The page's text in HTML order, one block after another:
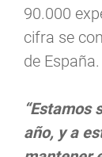
90.000
cifra se
de España.
“Estamos
año, y a